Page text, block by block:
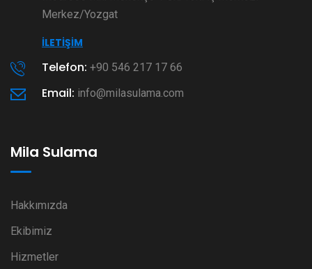
Merkez/Yozgat
İLETIŞIM
Telefon: +90 546 217 17 66
Email: info@milasulama.com
Mila Sulama
Hakkımızda
Ekibimiz
Hizmetler